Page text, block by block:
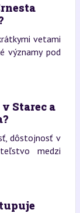
vetami
významy pod
Starec a
dôstojnosť v
medzi